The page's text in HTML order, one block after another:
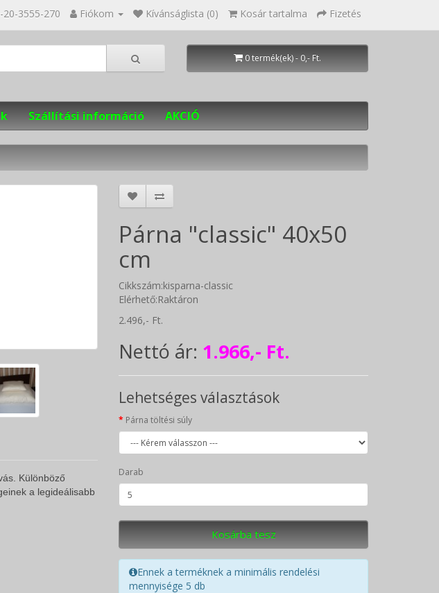
20-3555-270 Fiókom Kívánságlista (0) Kosár tartalma Fizetés
0 termék(ek) - 0,- Ft.
Szállítási információ AKCIÓ
Különböző
a legideálisabb
Párna "classic" 40x50
cm
Cikkszám:kisparna-classic
Elérhető:Raktáron
2.496,- Ft.
Nettó ár: 1.966,- Ft.
Lehetséges választások
Párna töltési súly
Darab
Kosárba tesz
Ennek a terméknek a minimális rendelési
mennyisége 5 db